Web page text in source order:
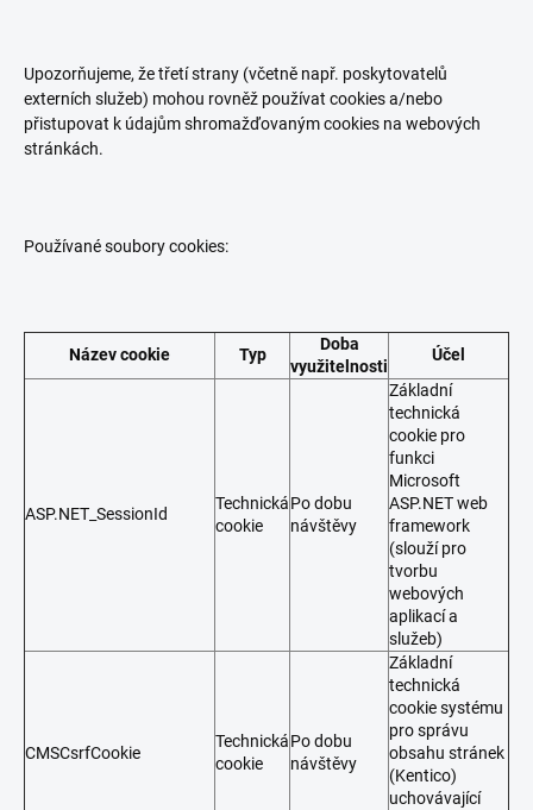
Upozorňujeme, že třetí strany (včetně např. poskytovatelů
externích služeb) mohou rovněž používat cookies a/nebo
přistupovat k údajům shromažďovaným cookies na webových
stránkách.
Používané soubory cookies:
Název cookie Typ
Doba
využitelnosti
Účel
ASP.NET_SessionId
Technická
cookie
Po dobu
návštěvy
Základní
technická
cookie pro
funkci
Microsoft
ASP.NET web
framework
(slouží pro
tvorbu
webových
aplikací a
služeb)
CMSCsrfCookie
Technická
cookie
Po dobu
návštěvy
Základní
technická
cookie systému
pro správu
obsahu stránek
(Kentico)
uchovávající